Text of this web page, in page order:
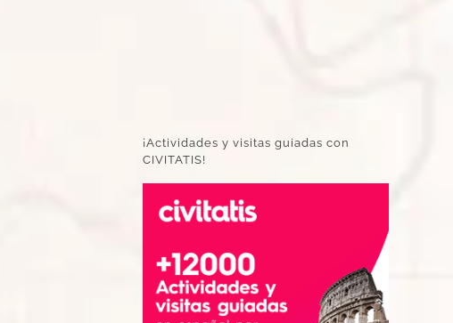
¡Actividades y visitas guiadas con
CIVITATIS!